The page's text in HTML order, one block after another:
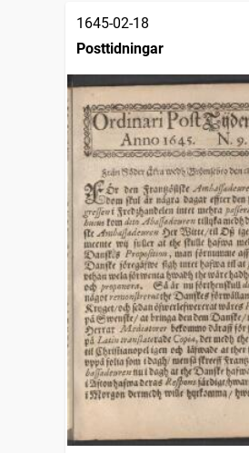
1645-02-18
Posttidningar